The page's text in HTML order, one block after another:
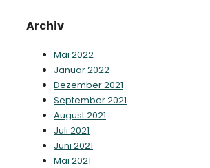
Archiv
Mai 2022
Januar 2022
Dezember 2021
September 2021
August 2021
Juli 2021
Juni 2021
Mai 2021